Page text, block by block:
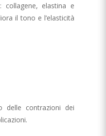
collagene, elastina e
il tono e l’elasticità
delle contrazioni dei